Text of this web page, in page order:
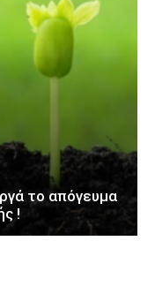
το απόγευμα
!